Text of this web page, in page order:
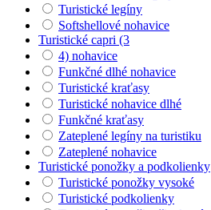
Turistické legíny
Softshellové nohavice
Turistické capri (3
4) nohavice
Funkčné dlhé nohavice
Turistické kraťasy
Turistické nohavice dlhé
Funkčné kraťasy
Zateplené legíny na turistiku
Zateplené nohavice
Turistické ponožky a podkolienky
Turistické ponožky vysoké
Turistické podkolienky